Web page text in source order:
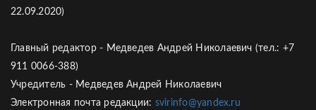
22.09.2020)
Главный редактор - Медведев Андрей Николаевич (тел.: +7
911 0066-388)
Учредитель - Медведев Андрей Николаевич
Электронная почта редакции: svirinfo@yandex.ru